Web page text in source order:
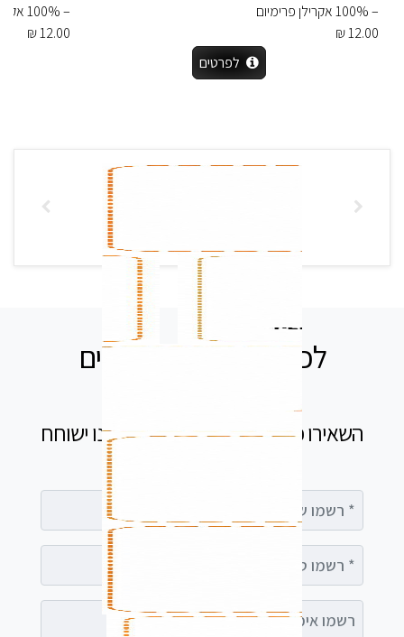
– 100% אקרילן פרימיום
12.00 ₪
לפרטים
– 100% אקריליק פרימיום – 100 גרם / 220 מטר
12.00 ₪
לכל שאלה אנחנו זמינים
השאירו פרטים בטופס ומיד נציג שלנו ישוחח
רשמו אימייל (אופציונלי)